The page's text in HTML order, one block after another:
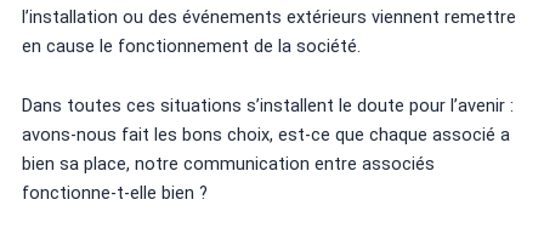
l’installation ou des événements extérieurs viennent remettre
en cause le fonctionnement de la société.
Dans toutes ces situations s’installent le doute pour l’avenir :
avons-nous fait les bons choix, est-ce que chaque associé a
bien sa place, notre communication entre associés
fonctionne-t-elle bien ?